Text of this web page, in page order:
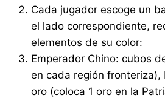
Cada jugador escoge un
el lado correspondiente,
elementos de su color:
Emperador Chino: cubos
en cada región fronteriza),
oro (coloca 1 oro en la